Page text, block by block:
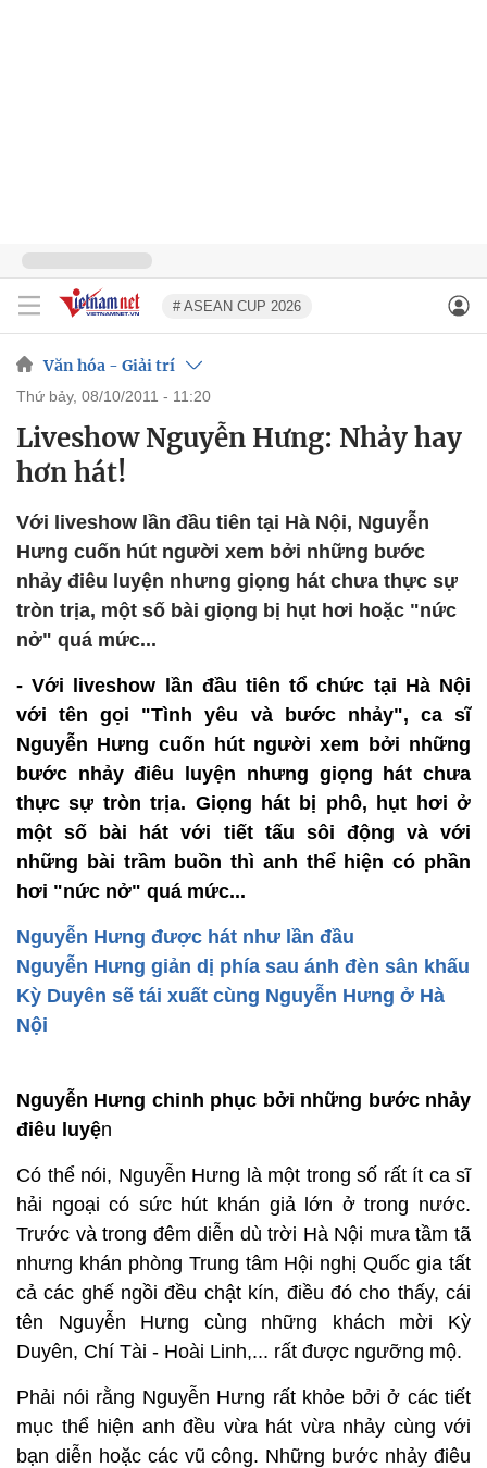
# ASEAN CUP 2026
Văn hóa - Giải trí
thứ bảy, 08/10/2011 - 11:20
Liveshow Nguyễn Hưng: Nhảy hay
hơn hát!
Với liveshow lần đầu tiên tại Hà Nội, Nguyễn
Hưng cuốn hút người xem bởi những bước
nhảy điêu luyện nhưng giọng hát chưa thực sự
tròn trịa, một số bài giọng bị hụt hơi hoặc "nức
nở" quá mức...
- Với liveshow lần đầu tiên tổ chức tại Hà Nội
với tên gọi "Tình yêu và bước nhảy", ca sĩ
Nguyễn Hưng cuốn hút người xem bởi những
bước nhảy điêu luyện nhưng giọng hát chưa
thực sự tròn trịa. Giọng hát bị phô, hụt hơi ở
một số bài hát với tiết tấu sôi động và với
những bài trầm buồn thì anh thể hiện có phần
hơi "nức nở" quá mức...
Nguyễn Hưng được hát như lần đầu
Nguyễn Hưng giản dị phía sau ánh đèn sân khấu
Kỳ Duyên sẽ tái xuất cùng Nguyễn Hưng ở Hà
Nội
Nguyễn Hưng chinh phục bởi những bước nhảy
điêu luyện
Có thể nói, Nguyễn Hưng là một trong số rất ít ca sĩ
hải ngoại có sức hút khán giả lớn ở trong nước.
Trước và trong đêm diễn dù trời Hà Nội mưa tầm tã
nhưng khán phòng Trung tâm Hội nghị Quốc gia tất
cả các ghế ngồi đều chật kín, điều đó cho thấy, cái
tên Nguyễn Hưng cùng những khách mời Kỳ
Duyên, Chí Tài - Hoài Linh,... rất được ngưỡng mộ.
Phải nói rằng Nguyễn Hưng rất khỏe bởi ở các tiết
mục thể hiện anh đều vừa hát vừa nhảy cùng với
bạn diễn hoặc các vũ công. Những bước nhảy điêu